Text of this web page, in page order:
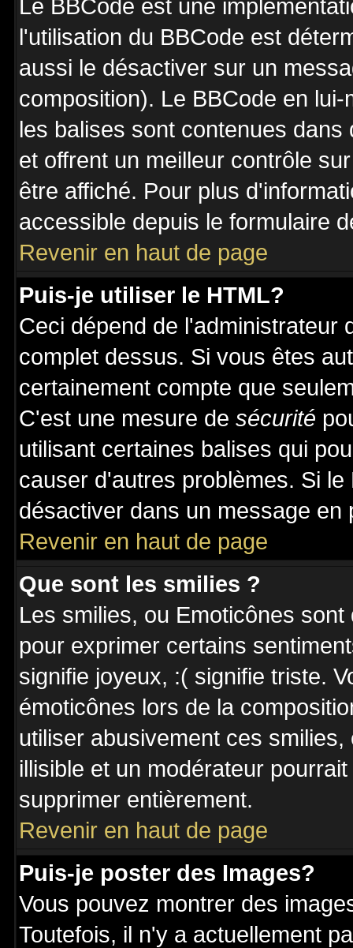
Le BBCode est une
l'utilisation du BBCode est
aussi le désactiver sur un
composition). Le BBCode en
les balises sont contenues
et offrent un meilleur contrôle
être affiché. Pour plus
accessible depuis le formulaire
Revenir en haut de page
Puis-je utiliser le HTML?
Ceci dépend de l'administrateur
complet dessus. Si vous êtes
certainement compte que
C'est une mesure de sécurité
utilisant certaines balises qui
causer d'autres problèmes. Si
désactiver dans un message
Revenir en haut de page
Que sont les smilies ?
Les smilies, ou Emoticônes
pour exprimer certains
signifie joyeux, :( signifie triste.
émoticônes lors de la
utiliser abusivement ces
illisible et un modérateur
supprimer entièrement.
Revenir en haut de page
Puis-je poster des Images?
Vous pouvez montrer des
Toutefois, il n'y a actuellement